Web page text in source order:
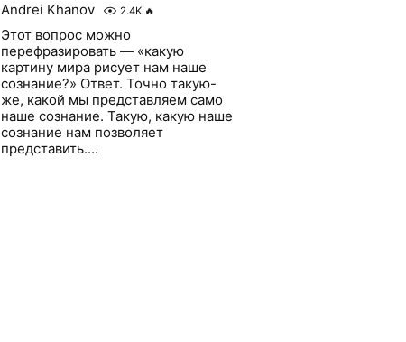
Andrei Khanov 2.4K 🔥
Этот вопрос можно
перефразировать — «какую
картину мира рисует нам наше
сознание?» Ответ. Точно такую-
же, какой мы представляем само
наше сознание. Такую, какую наше
сознание нам позволяет
представить....